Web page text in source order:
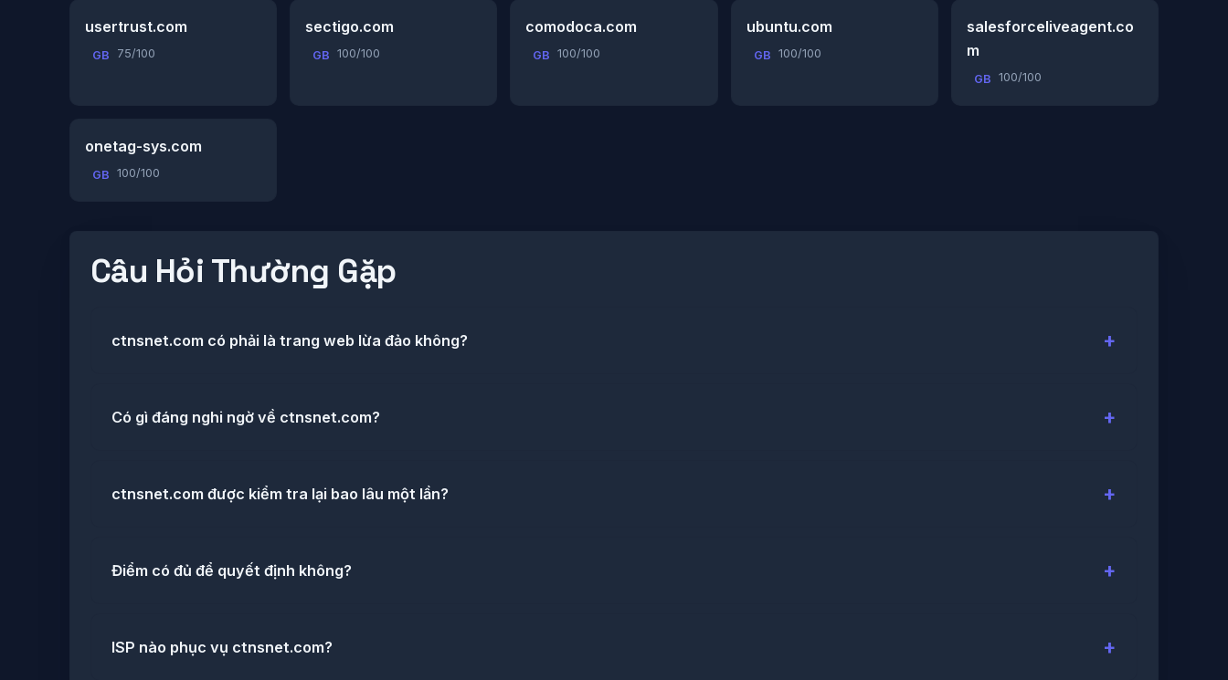
usertrust.com
GB 75/100
sectigo.com
GB 100/100
comodoca.com
GB 100/100
ubuntu.com
GB 100/100
salesforceliveagent.co
m
GB 100/100
onetag-sys.com
GB 100/100
Câu Hỏi Thường Gặp
ctnsnet.com có phải là trang web lừa đảo không?
Có gì đáng nghi ngờ về ctnsnet.com?
ctnsnet.com được kiểm tra lại bao lâu một lần?
Điểm có đủ để quyết định không?
ISP nào phục vụ ctnsnet.com?